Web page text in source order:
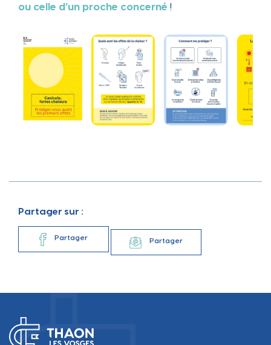
ou celle d’un proche concerné !
Partager sur :
Partager Partager